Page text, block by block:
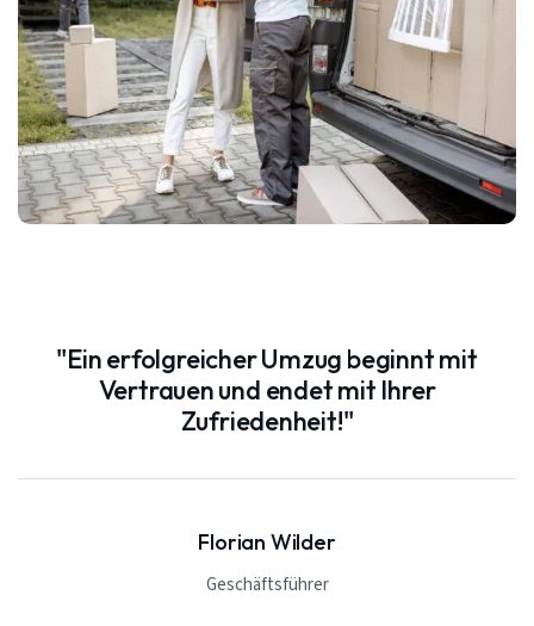
"Ein erfolgreicher Umzug beginnt mit
Vertrauen und endet mit Ihrer
Zufriedenheit!"
Florian Wilder
Geschäftsführer